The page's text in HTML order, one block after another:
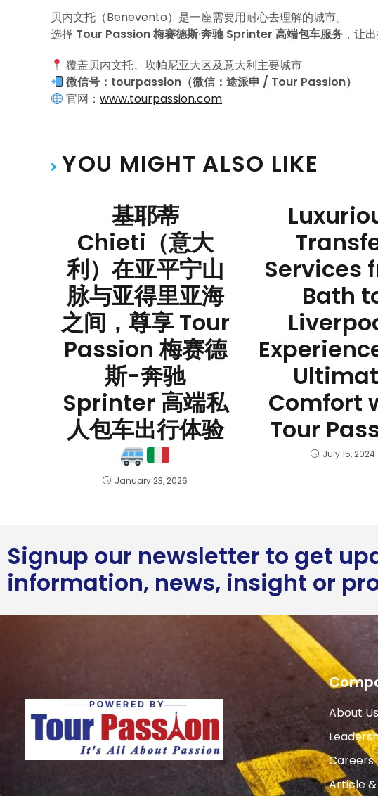
贝内文托（Benevento）是一座需要用耐心去理解的城市。
选择 Tour Passion 梅赛德斯·奔驰 Sprinter 高端包车服务 ，让
覆盖贝内文托、坎帕尼亚大区及意大利主要城市
微信号：tourpassion（微信：途派申 / Tour Passion）
官网：www.tourpassion.com
YOU MIGHT ALSO LIKE
基耶蒂
Chieti（意大
利）在亚平宁山
脉与亚得里亚海
之间，尊享 Tour
Passion 梅赛德
斯-奔驰
Sprinter 高端私
人包车出行体验
January 23, 2026
Services
Bath
Comfort
Tour
July 15, 2024
Signup our newsletter to get
information, news, insight or
About Us
Careers
Article